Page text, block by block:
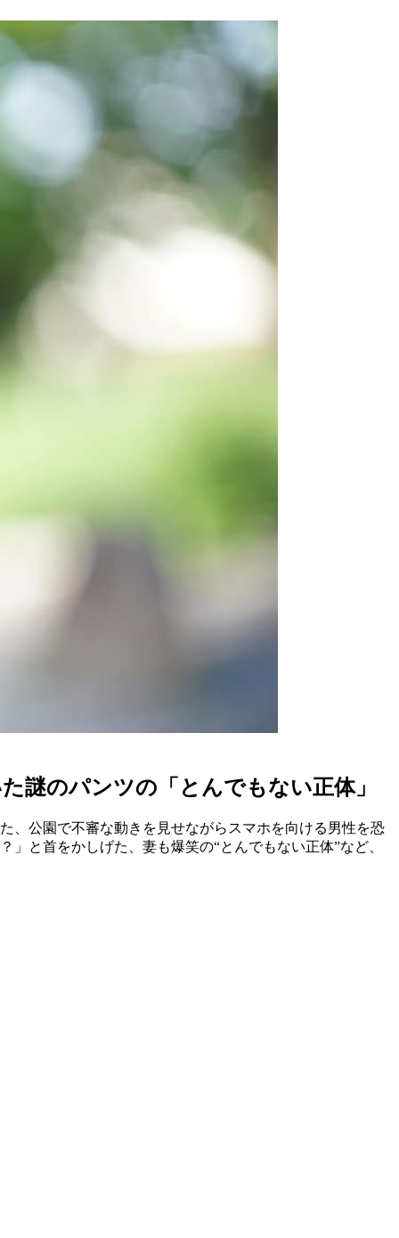
謎のパンツの「とんでもない正体」
、公園で不審な動きを見せながらスマホを向ける男性を恐
と首をかしげた、妻も爆笑の“とんでもない正体”など、